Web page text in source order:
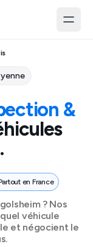
&
en France
? Nos
véhicule
et négocient le